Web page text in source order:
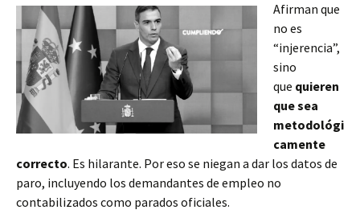
Afirman que
no es
“injerencia”,
sino
que quieren
que sea
metodológi
camente
correcto. Es hilarante. Por eso se niegan a dar los datos de
paro, incluyendo los demandantes de empleo no
contabilizados como parados oficiales.